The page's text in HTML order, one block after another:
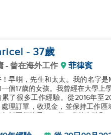
- 37歲
- 曾在海外工作 菲律賓
！早唞，先生和太太。我的名字
個17歲的女孩。我曾經在大學上
累了很多工作經驗。從2016年至
處理訂單，收現金，並保持工作